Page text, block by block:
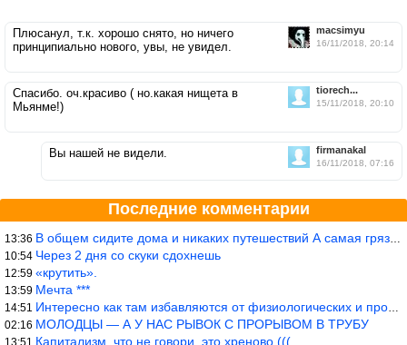
macsimyu
16/11/2018, 20:14
Плюсанул, т.к. хорошо снято, но ничего
принципиально нового, увы, не увидел.
tiorech...
15/11/2018, 20:10
Спасибо. оч.красиво ( но.какая нищета в
Мьянме!)
firmanakal
16/11/2018, 07:16
Вы нашей не видели.
Последние комментарии
13:36 В общем сидите дома и никаких путешествий А самая грязная в от
10:54 Через 2 дня со скуки сдохнешь
12:59 «крутить».
13:59 Мечта ***
14:51 Интересно как там избавляются от физиологических и прочих отходо
02:16 МОЛОДЦЫ — А У НАС РЫВОК С ПРОРЫВОМ В ТРУБУ
13:51 Капитализм, что не говори, это хреново (((